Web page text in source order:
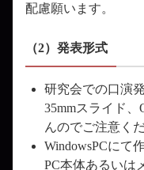
配慮願います。
（2）発表形式
研究会での口演
35mmスライド
んのでご注意くだ
WindowsPCにて
PC本体あるいは